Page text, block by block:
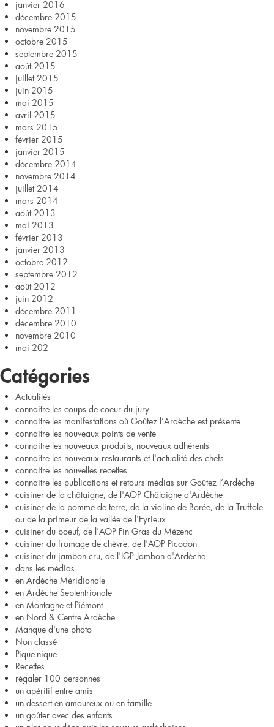
janvier 2016
décembre 2015
novembre 2015
octobre 2015
septembre 2015
août 2015
juillet 2015
juin 2015
mai 2015
avril 2015
mars 2015
février 2015
janvier 2015
décembre 2014
novembre 2014
juillet 2014
mars 2014
août 2013
mai 2013
février 2013
janvier 2013
octobre 2012
septembre 2012
août 2012
juin 2012
décembre 2011
décembre 2010
novembre 2010
mai 202
Catégories
Actualités
connaître les coups de coeur du jury
connaitre les manifestations où Goûtez l’Ardèche est présente
connaitre les nouveaux points de vente
connaitre les nouveaux produits, nouveaux adhérents
connaitre les nouveaux restaurants et l'actualité des chefs
connaitre les nouvelles recettes
connaitre les publications et retours médias sur Goûtez l’Ardèche
cuisiner de la châtaigne, de l'AOP Châtaigne d'Ardèche
cuisiner de la pomme de terre, de la violine de Borée, de la Truffole
ou de la primeur de la vallée de l'Eyrieux
cuisiner du boeuf, de l'AOP Fin Gras du Mézenc
cuisiner du fromage de chèvre, de l'AOP Picodon
cuisiner du jambon cru, de l'IGP Jambon d'Ardèche
dans les médias
en Ardèche Méridionale
en Ardèche Septentrionale
en Montagne et Piémont
en Nord & Centre Ardèche
Manque d'une photo
Non classé
Pique-nique
Recettes
régaler 100 personnes
un apéritif entre amis
un dessert en amoureux ou en famille
un goûter avec des enfants